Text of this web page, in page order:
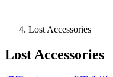
Lost Accessories
Lost Accessories